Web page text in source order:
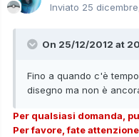
Inviato 25
On 25/12/2012 at
Fino a quando c'è
disegno ma non è
Per qualsiasi domanda,
Per favore, fate